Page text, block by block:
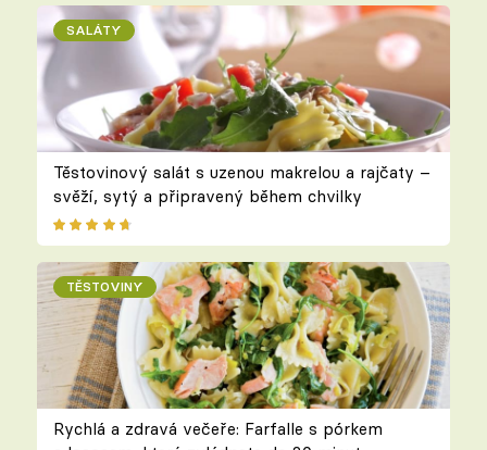
SALÁTY
Těstovinový salát s uzenou makrelou a rajčaty –
svěží, sytý a připravený během chvilky
TĚSTOVINY
Rychlá a zdravá večeře: Farfalle s pórkem